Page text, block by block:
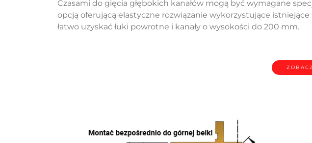
Czasami do gięcia głębokich kanałów mogą być wymagane
opcją oferującą elastyczne rozwiązanie wykorzystujące
łatwo uzyskać łuki powrotne i kanały o wysokości do 200 mm.